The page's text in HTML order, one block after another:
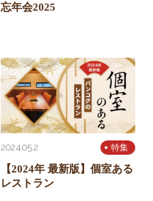
忘年会2025
2024.05.2 特集
【2024年 最新版】個室ある
レストラン